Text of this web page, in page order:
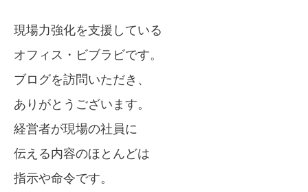
現場力強化を支援している
オフィス・ビブラビです。
ブログを訪問いただき、
ありがとうございます。
経営者が現場の社員に
伝える内容のほとんどは
指示や命令です。